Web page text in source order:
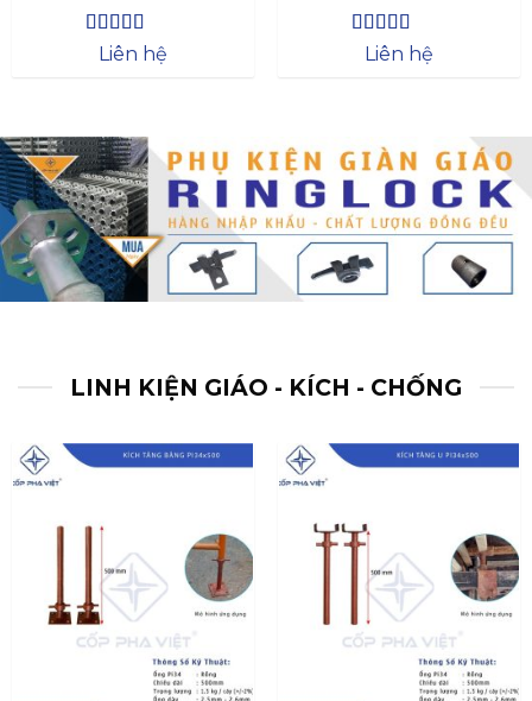
Được xếp
Liên hệ
Được xếp
Liên hệ
LINH KIỆN GIÁO - KÍCH - CHỐNG